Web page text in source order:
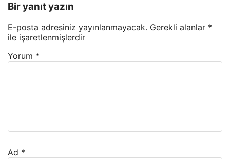
Bir yanıt yazın
E-posta adresiniz yayınlanmayacak. Gerekli alanlar *
ile işaretlenmişlerdir
Yorum *
Ad *